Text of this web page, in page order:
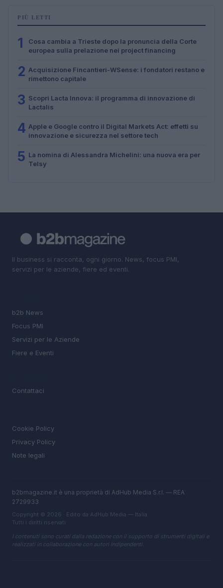
PIÙ LETTI
1
Cosa cambia a Trieste dopo la pronuncia della Corte
europea sulla prelazione nei project financing
2 Acquisizione Fincantieri-WSense: i fondatori restano e
rimettono capitale
3 Scopri Lacta Innova: il programma di innovazione di
Lactalis
4 Apple e Google contro il Digital Markets Act: effetti su
innovazione e sicurezza nel settore tech
5 La nomina di Alessandra Michelini: una nuova era per
Telsy
Il business si racconta, ogni giorno. News, focus PMI,
servizi per le aziende, fiere ed eventi.
b2b News
Focus PMI
Servizi per le Aziende
Fiere e Eventi
Contattaci
Cookie Policy
Privacy Policy
Note legali
b2bmagazine.it è una proprietà di AdHub Media S.r.l. — REA
2729933
Copyright © 2026 · Edito da AdHub Media — Italia
Tutti i diritti riservati
I contenuti sono curati dalla redazione con il supporto di strumenti digitali e
realizzati in collaborazione con autori indipendenti.